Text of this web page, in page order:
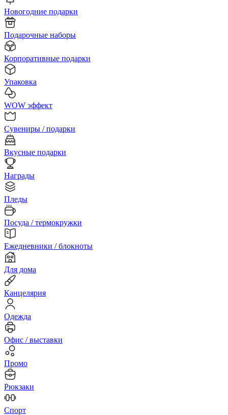
Новогодние подарки
Подарочные наборы
Корпоративные подарки
Упаковка
WOW эффект
Сувениры / подарки
Вкусные подарки
Награды
Пледы
Посуда / термокружки
Ежедневники / блокноты
Для дома
Канцелярия
Одежда
Офис / выставки
Промо
Рюкзаки
Спорт